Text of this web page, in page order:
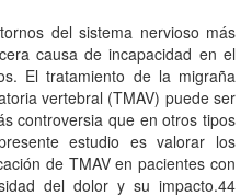
del sistema nervioso más
causa de incapacidad en el
El tratamiento de la migraña
vertebral (TMAV) puede ser
controversia que en otros tipos
estudio es valorar los
de TMAV en pacientes con
del dolor y su impacto.44